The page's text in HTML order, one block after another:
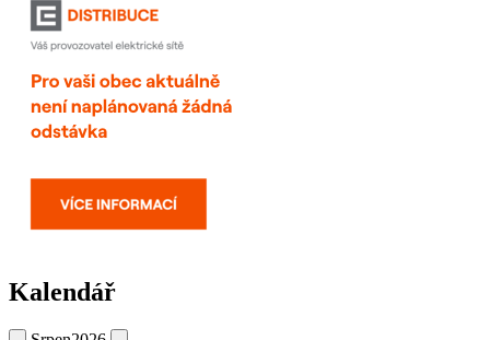
Kalendář